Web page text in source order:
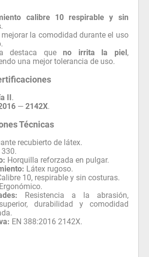
calibre 10 respirable y sin
.
la comodidad durante el uso
destaca que no irrita la piel,
una mejor tolerancia de uso.
II.
—2142X.
Técnicas
recubierto de látex.
330.
Horquilla reforzada en pulgar.
Látex rugoso.
10, respirable y sin costuras.
Ergonómico.
Resistencia a la abrasión,
durabilidad y comodidad
EN 388:2016 2142X.